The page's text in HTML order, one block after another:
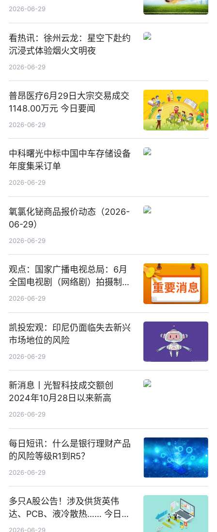
司15.3%股权
2026-06-29
看热讯：徐州云龙：星空下赴约
沉浸式体验烟火文明夜
2026-06-29
普昂医疗6月29日大宗交易成交
1148.00万元 今日要闻
2026-06-29
中科曙光中标中国中车存储设备
年度集采订单
2026-06-29
氧氯化铋商品报价动态（2026-
06-29）
2026-06-29
观点：国家广播电视总局：6月
全国电视剧（网络剧）拍摄制作
备案公示剧目197部
2026-06-29
凯投宏观：印尼仍面临失去新兴
市场地位的风险
2026-06-29
新消息丨光智科技成交额创
2024年10月28日以来新高
2026-06-29
每日短讯：什么是银行理财产品
的风险等级R1到R5？
2026-06-29
多只A股公告！涉及供货英伟
达、PCB、液冷散热…… 今日快
讯
2026-06-29